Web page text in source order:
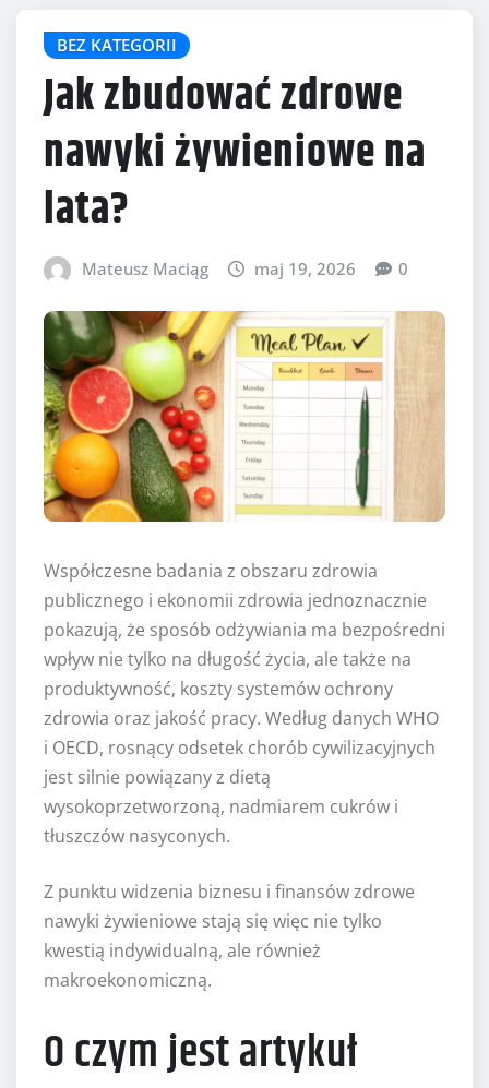
BEZ KATEGORII
Jak zbudować zdrowe
nawyki żywieniowe na
lata?
Mateusz Maciąg maj 19, 2026 0
Współczesne badania z obszaru zdrowia
publicznego i ekonomii zdrowia jednoznacznie
pokazują, że sposób odżywiania ma bezpośredni
wpływ nie tylko na długość życia, ale także na
produktywność, koszty systemów ochrony
zdrowia oraz jakość pracy. Według danych WHO
i OECD, rosnący odsetek chorób cywilizacyjnych
jest silnie powiązany z dietą
wysokoprzetworzoną, nadmiarem cukrów i
tłuszczów nasyconych.
Z punktu widzenia biznesu i finansów zdrowe
nawyki żywieniowe stają się więc nie tylko
kwestią indywidualną, ale również
makroekonomiczną.
O czym jest artykuł